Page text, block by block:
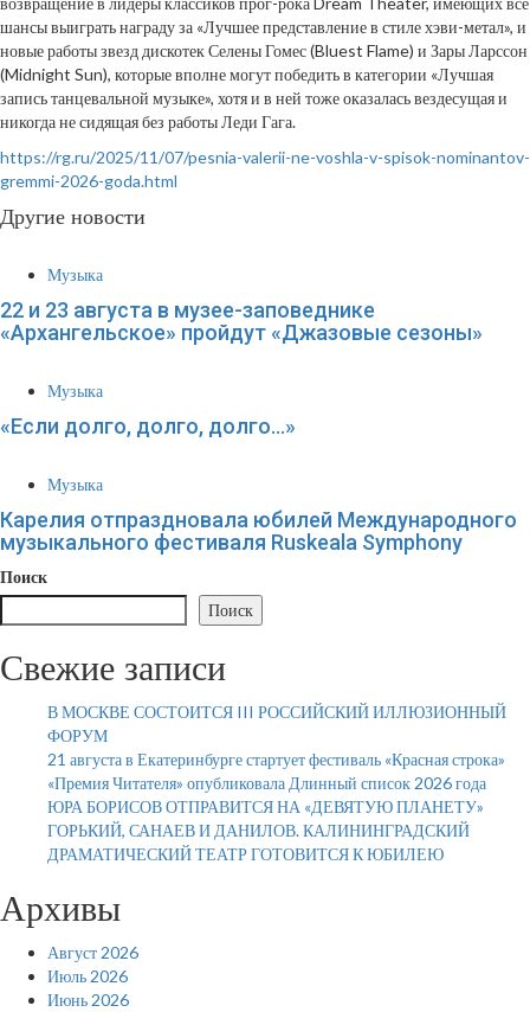
шансы выиграть награду за «Лучшее представление в стиле хэви-метал», и
новые работы звезд дискотек Селены Гомес (Bluest Flame) и Зары Ларссон
(Midnight Sun), которые вполне могут победить в категории «Лучшая
запись танцевальной музыке», хотя и в ней тоже оказалась вездесущая и
никогда не сидящая без работы Леди Гага.
https://rg.ru/2025/11/07/pesnia-valerii-ne-voshla-v-spisok-nominantov-
gremmi-2026-goda.html
Другие новости
Музыка
22 и 23 августа в музее-заповеднике
«Архангельское» пройдут «Джазовые сезоны»
Музыка
«Если долго, долго, долго…»
Музыка
Карелия отпраздновала юбилей Международного
музыкального фестиваля Ruskeala Symphony
Поиск
Поиск
Свежие записи
В МОСКВЕ СОСТОИТСЯ III РОССИЙСКИЙ ИЛЛЮЗИОННЫЙ
ФОРУМ
21 августа в Екатеринбурге стартует фестиваль «Красная строка»
«Премия Читателя» опубликовала Длинный список 2026 года
ЮРА БОРИСОВ ОТПРАВИТСЯ НА «ДЕВЯТУЮ ПЛАНЕТУ»
ГОРЬКИЙ, САНАЕВ И ДАНИЛОВ. КАЛИНИНГРАДСКИЙ
ДРАМАТИЧЕСКИЙ ТЕАТР ГОТОВИТСЯ К ЮБИЛЕЮ
Архивы
Август 2026
Июль 2026
Июнь 2026